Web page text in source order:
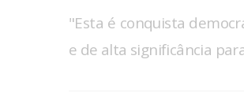
"Esta é conquista
e de alta significância